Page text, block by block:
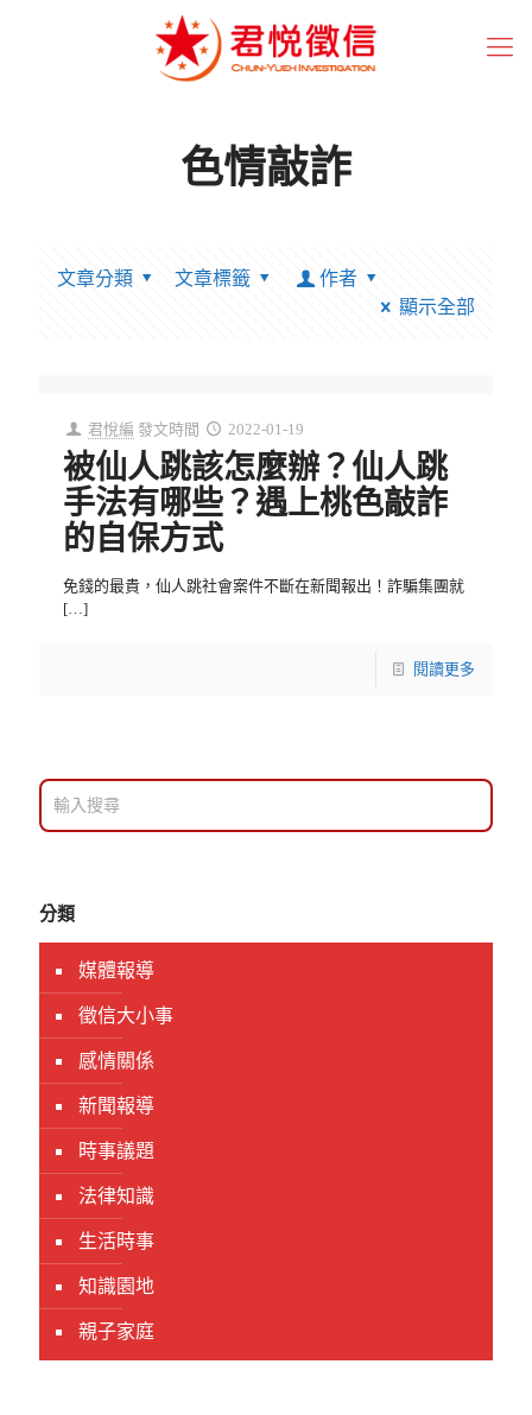
色情敲詐
文章分類 文章標籤
作者
顯示全部
君悅編 發文時間 2022-01-19
被仙人跳該怎麼辦？仙人跳
手法有哪些？遇上桃色敲詐
的自保方式
免錢的最貴，仙人跳社會案件不斷在新聞報出！詐騙集團就
[…]
閱讀更多
分類
媒體報導
徵信大小事
感情關係
新聞報導
時事議題
法律知識
生活時事
知識園地
親子家庭